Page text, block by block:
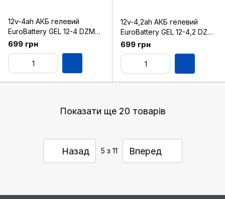
12v-4ah АКБ гелевий
EuroBattery GEL 12-4 DZM
(12в 4.0Аг)
699 грн
12v-4,2ah АКБ гелевий
EuroBattery GEL 12-4,2 DZM
(12в 4.2Аг)
699 грн
Показати ще 20 товарів
Назад 5 з 11 Вперед